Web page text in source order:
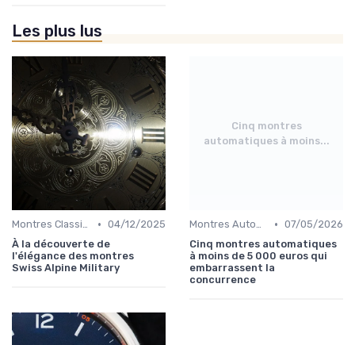
Les plus lus
Montres Classiques • 04/12/2025
À la découverte de
l'élégance des montres
Swiss Alpine Military
Cinq montres
automatiques à moins...
Montres Automatiques • 07/05/2026
Cinq montres automatiques
à moins de 5 000 euros qui
embarrassent la
concurrence